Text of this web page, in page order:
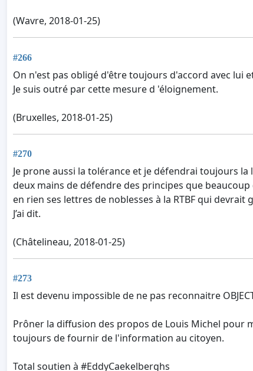
(Wavre, 2018-01-25)
#266
On n'est pas obligé d'être toujours d'accord avec lui
Je suis outré par cette mesure d 'éloignement.
(Bruxelles, 2018-01-25)
#270
Je prone aussi la tolérance et je défendrai toujours
deux mains de défendre des principes que
en rien ses lettres de noblesses à la RTBF qui
J’ai dit.
(Châtelineau, 2018-01-25)
#273
Il est devenu impossible de ne pas reconnaitre
Prôner la diffusion des propos de Louis Michel pour
toujours de fournir de l'information au citoyen.
Total soutien à #EddyCaekelberghs